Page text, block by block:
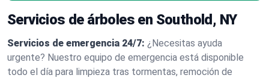
Servicios de árboles en Southold, NY
Servicios de emergencia 24/7: ¿Necesitas ayuda
urgente? Nuestro equipo de emergencia está disponible
todo el día para limpieza tras tormentas, remoción de